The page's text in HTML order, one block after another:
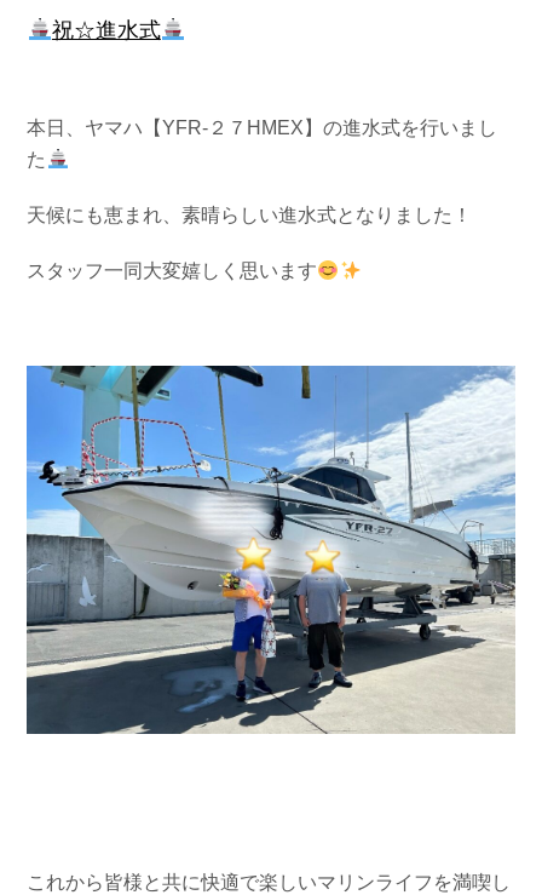
祝☆進水式
本日、ヤマハ【YFR-２７HMEX】の進水式を行いまし
た
天候にも恵まれ、素晴らしい進水式となりました！
スタッフ一同大変嬉しく思います
これから皆様と共に快適で楽しいマリンライフを満喫し